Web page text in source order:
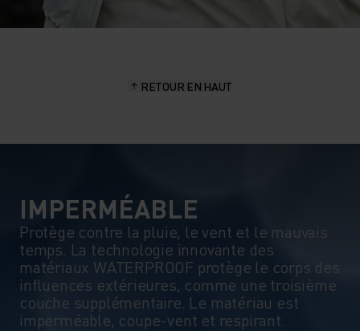
RETOUR EN HAUT
IMPERMÉABLE
Protège contre la pluie, le vent et le mauvais
temps. La technologie innovante des
matériaux WATERPROOF protège le corps des
influences extérieures, comme une troisième
couche supplémentaire. Le matériau est
imperméable, coupe-vent et respirant.